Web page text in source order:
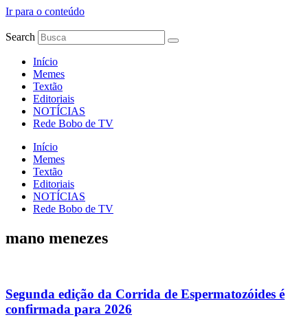
Ir para o conteúdo
Search
Início
Memes
Textão
Editoriais
NOTÍCIAS
Rede Bobo de TV
Início
Memes
Textão
Editoriais
NOTÍCIAS
Rede Bobo de TV
mano menezes
Segunda edição da Corrida de Espermatozóides é
confirmada para 2026